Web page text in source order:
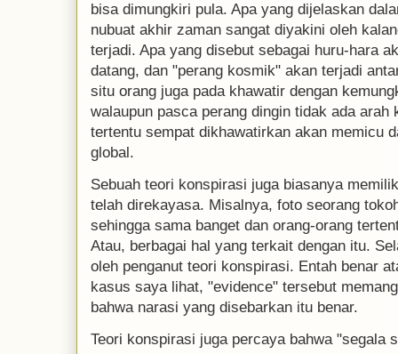
bisa dimungkiri pula. Apa yang dijelaskan
nubuat akhir zaman sangat diyakini oleh
terjadi. Apa yang disebut sebagai huru-hara
datang, dan "perang kosmik" akan terjadi
situ orang juga pada khawatir dengan
walaupun pasca perang dingin tidak ada arah
tertentu sempat dikhawatirkan akan memicu
global.
Sebuah teori konspirasi juga biasanya
telah direkayasa. Misalnya, foto seorang
sehingga sama banget dan orang-orang
Atau, berbagai hal yang terkait dengan itu.
oleh penganut teori konspirasi. Entah benar
kasus saya lihat, "evidence" tersebut
bahwa narasi yang disebarkan itu benar.
Teori konspirasi juga percaya bahwa "segala